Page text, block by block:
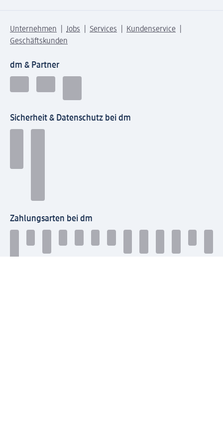
Unternehmen Jobs Services
Kundenservice
Geschäftskunden
dm & Partner
Sicherheit & Datenschutz bei dm
Zahlungsarten bei dm